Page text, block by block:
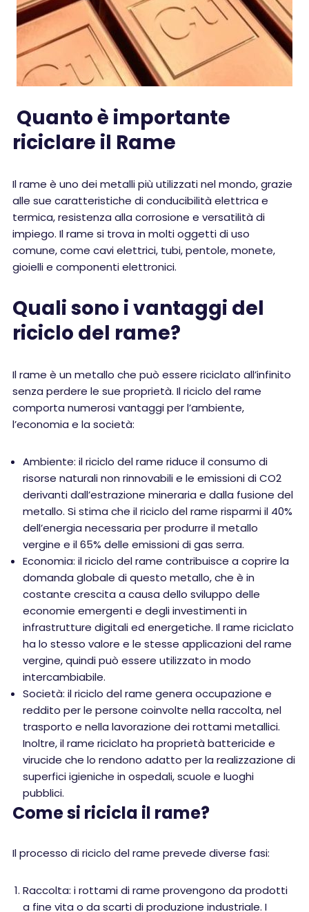
Quanto è importante
riciclare il Rame
Il rame è uno dei metalli più utilizzati nel mondo, grazie
alle sue caratteristiche di conducibilità elettrica e
termica, resistenza alla corrosione e versatilità di
impiego. Il rame si trova in molti oggetti di uso
comune, come cavi elettrici, tubi, pentole, monete,
gioielli e componenti elettronici.
Quali sono i vantaggi del
riciclo del rame?
Il rame è un metallo che può essere riciclato all’infinito
senza perdere le sue proprietà. Il riciclo del rame
comporta numerosi vantaggi per l’ambiente,
l’economia e la società:
Ambiente: il riciclo del rame riduce il consumo di
risorse naturali non rinnovabili e le emissioni di CO2
derivanti dall’estrazione mineraria e dalla fusione del
metallo. Si stima che il riciclo del rame risparmi il 40%
dell’energia necessaria per produrre il metallo
vergine e il 65% delle emissioni di gas serra.
Economia: il riciclo del rame contribuisce a coprire la
domanda globale di questo metallo, che è in
costante crescita a causa dello sviluppo delle
economie emergenti e degli investimenti in
infrastrutture digitali ed energetiche. Il rame riciclato
ha lo stesso valore e le stesse applicazioni del rame
vergine, quindi può essere utilizzato in modo
intercambiabile.
Società: il riciclo del rame genera occupazione e
reddito per le persone coinvolte nella raccolta, nel
trasporto e nella lavorazione dei rottami metallici.
Inoltre, il rame riciclato ha proprietà battericide e
virucide che lo rendono adatto per la realizzazione di
superfici igieniche in ospedali, scuole e luoghi
pubblici.
Come si ricicla il rame?
Il processo di riciclo del rame prevede diverse fasi:
Raccolta: i rottami di rame provengono da prodotti
a fine vita o da scarti di produzione industriale. I